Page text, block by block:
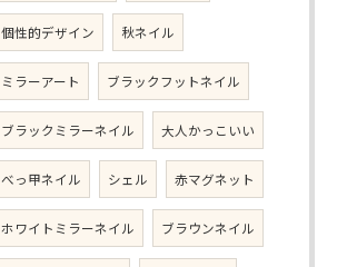
個性的デザイン 秋ネイル
ミラーアート ブラックフットネイル
ブラックミラーネイル 大人かっこいい
べっ甲ネイル シェル 赤マグネット
ホワイトミラーネイル ブラウンネイル